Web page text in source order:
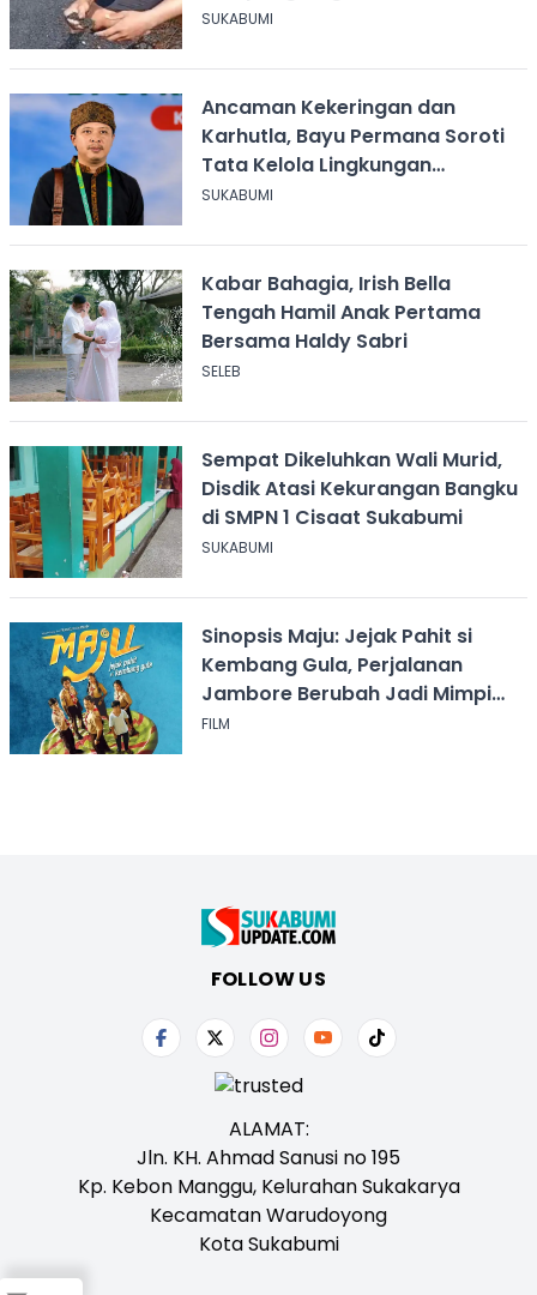
Mengelupas
SUKABUMI
Ancaman Kekeringan dan
Karhutla, Bayu Permana Soroti
Tata Kelola Lingkungan
Sukabumi
SUKABUMI
Kabar Bahagia, Irish Bella
Tengah Hamil Anak Pertama
Bersama Haldy Sabri
SELEB
Sempat Dikeluhkan Wali Murid,
Disdik Atasi Kekurangan Bangku
di SMPN 1 Cisaat Sukabumi
SUKABUMI
Sinopsis Maju: Jejak Pahit si
Kembang Gula, Perjalanan
Jambore Berubah Jadi Mimpi
Buruk
FILM
FOLLOW US
ALAMAT:
Jln. KH. Ahmad Sanusi no 195
Kp. Kebon Manggu, Kelurahan Sukakarya
Kecamatan Warudoyong
Kota Sukabumi